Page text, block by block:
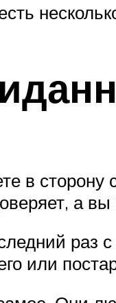
в
а вы
раз
или